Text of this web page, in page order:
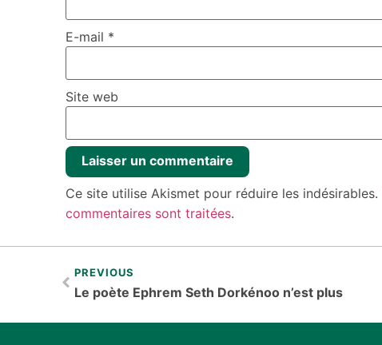
E-mail *
Site web
Ce site utilise Akismet pour réduire les indésirables.
commentaires sont traitées.
PREVIOUS
Le poète Ephrem Seth Dorkénoo n’est plus